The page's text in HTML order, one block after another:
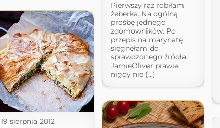
Pierwszy raz robiłam
żeberka. Na ogólną
prośbę jednego
zdomowników. Po
przepis na marynatę
sięgnęłam do
sprawdzonego źródła.
JamieOliver prawie
nigdy nie (...)
19 sierpnia 2012